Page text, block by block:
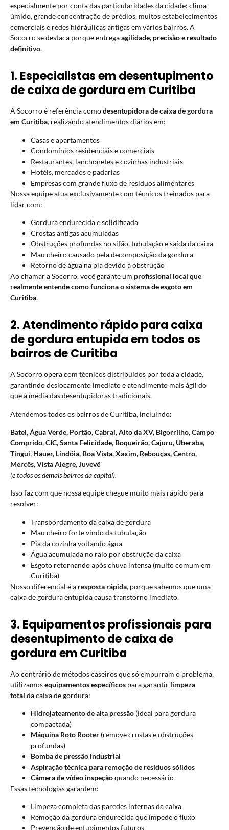
especialmente por conta das particularidades da cidade: clima
úmido, grande concentração de prédios, muitos estabelecimentos
comerciais e redes hidráulicas antigas em vários bairros. A
Socorro se destaca porque entregaagilidade, precisão e resultado
definitivo.
1. Especialistas em desentupimento
de caixa de gordura em Curitiba
A Socorro é referência comodesentupidora de caixa de gordura
em Curitiba, realizando atendimentos diários em:
Casas e apartamentos
Condomínios residenciais e comerciais
Restaurantes, lanchonetes e cozinhas industriais
Hotéis, mercados e padarias
Empresas com grande fluxo de resíduos alimentares
Nossa equipe atua exclusivamente com técnicos treinados para
lidar com:
Gordura endurecida e solidificada
Crostas antigas acumuladas
Obstruções profundas no sifão, tubulação e saída da caixa
Mau cheiro causado pela decomposição da gordura
Retorno de água na pia devido à obstrução
Ao chamar a Socorro, você garante um profissional local que
realmente entende como funciona o sistema de esgoto em
Curitiba.
2. Atendimento rápido para caixa
de gordura entupida em todos os
bairros de Curitiba
A Socorro opera com técnicos distribuídos por toda a cidade,
garantindo deslocamento imediato e atendimento mais ágil do
que a média das desentupidoras tradicionais.
Atendemos todos os bairros de Curitiba, incluindo:
Batel, Água Verde, Portão, Cabral, Alto da XV, Bigorrilho, Campo
Comprido, CIC, Santa Felicidade, Boqueirão, Cajuru, Uberaba,
Tingui, Hauer, Lindóia, Boa Vista, Xaxim, Rebouças, Centro,
Mercês, Vista Alegre, Juvevê
(e todos os demais bairros da capital).
Isso faz com que nossa equipe chegue muito mais rápido para
resolver:
Transbordamento da caixa de gordura
Mau cheiro forte vindo da tubulação
Pia da cozinha voltando água
Água acumulada no ralo por obstrução da caixa
Esgoto retornando após chuva intensa (muito comum em
Curitiba)
Nosso diferencial é a resposta rápida, porque sabemos que uma
caixa de gordura entupida causa transtorno imediato.
3. Equipamentos profissionais para
desentupimento de caixa de
gordura em Curitiba
Ao contrário de métodos caseiros que só empurram o problema,
utilizamosequipamentos específicos para garantir limpeza
total da caixa de gordura:
Hidrojateamento de alta pressão (ideal para gordura
compactada)
Máquina Roto Rooter (remove crostas e obstruções
profundas)
Bomba de pressão industrial
Aspiração técnica para remoção de resíduos sólidos
Câmera de vídeo inspeçãoquando necessário
Essas tecnologias garantem:
Limpeza completa das paredes internas da caixa
Remoção da gordura endurecida que impede o fluxo
Prevenção de entupimentos futuros